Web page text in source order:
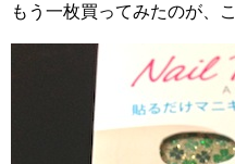
もう一枚買ってみたのが、